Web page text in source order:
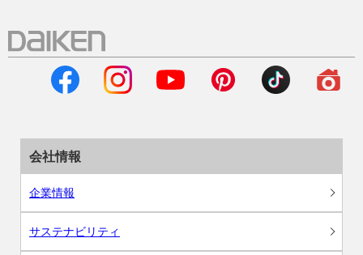
会社情報
企業情報
サステナビリティ